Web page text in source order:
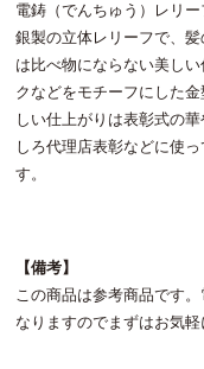
電鋳（でんちゅう）レリ
銀製の立体レリーフで、
は比べ物にならない美し
クなどをモチーフにした
しい仕上がりは表彰式の
しろ代理店表彰などに使
す。
【備考】
この商品は参考商品です
なりますのでまずはお気軽